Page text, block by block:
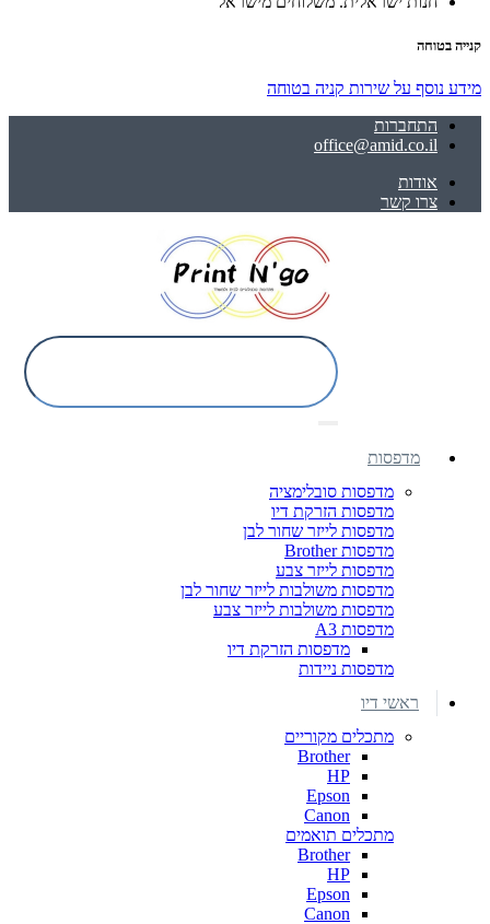
קנייה בטוחה
מידע נוסף על שירות קניה בטוחה
התחברות
office@amid.co.il
אודות
צרו קשר
מדפסות
מדפסות סובלימציה
מדפסות הזרקת דיו
מדפסות לייזר שחור לבן
מדפסות Brother
מדפסות לייזר צבע
מדפסות משולבות לייזר שחור לבן
מדפסות משולבות לייזר צבע
מדפסות A3
מדפסות הזרקת דיו
מדפסות ניידות
ראשי דיו
מתכלים מקוריים
Brother
HP
Epson
Canon
מתכלים תואמים
Brother
HP
Epson
Canon